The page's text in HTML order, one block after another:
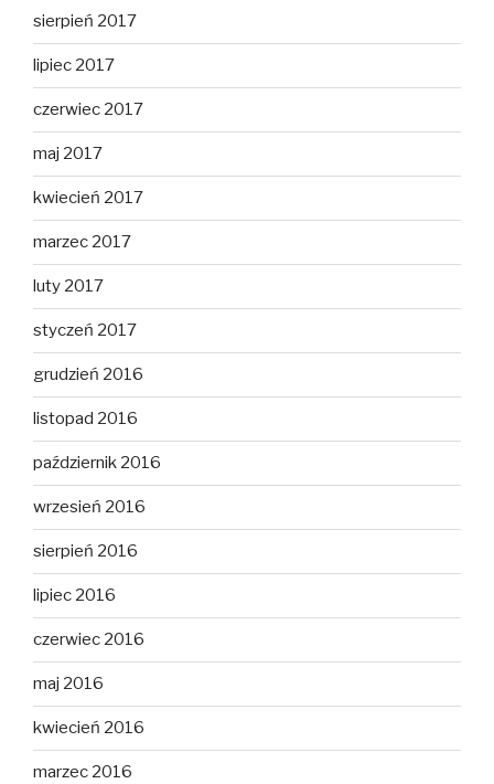
sierpień 2017
lipiec 2017
czerwiec 2017
maj 2017
kwiecień 2017
marzec 2017
luty 2017
styczeń 2017
grudzień 2016
listopad 2016
październik 2016
wrzesień 2016
sierpień 2016
lipiec 2016
czerwiec 2016
maj 2016
kwiecień 2016
marzec 2016